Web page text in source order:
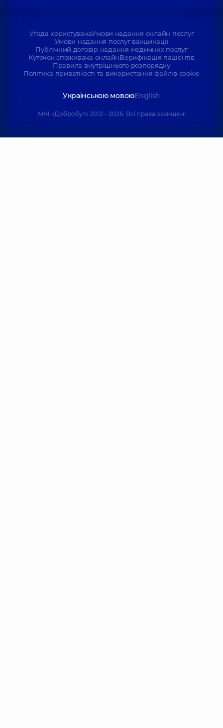
Угода користувачаУмови надання онлайн послуг
Умови надання послуг вакцинації
Публічний договір надання медичних послуг
Куточок споживача онлайнВерифікація пацієнтів
Правила внутрішнього розпорядку
Політика приватності та використання файлів cookie
Українською мовоюEnglish
ММ «Добробут» 2012 - 2026. Всі права захищені